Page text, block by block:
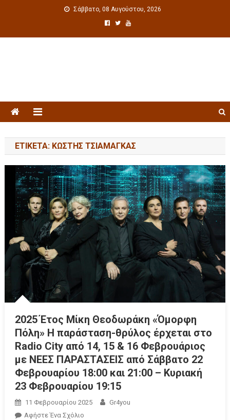
Σάββατο, 08 Αυγούστου, 2026
ΕΤΙΚΈΤΑ: ΚΩΣΤΉΣ ΤΣΙΑΜΆΓΚΑΣ
2025 Έτος Μίκη Θεοδωράκη «Όμορφη
Πόλη» Η παράσταση-θρύλος έρχεται στο
Radio City από 14, 15 & 16 Φεβρουάριος
με ΝΕΕΣ ΠΑΡΑΣΤΑΣΕΙΣ από Σάββατο 22
Φεβρουαρίου 18:00 και 21:00 – Κυριακή
23 Φεβρουαρίου 19:15
11 Φεβρουαρίου 2025
Gr4you
Αφήστε Ένα Σχόλιο